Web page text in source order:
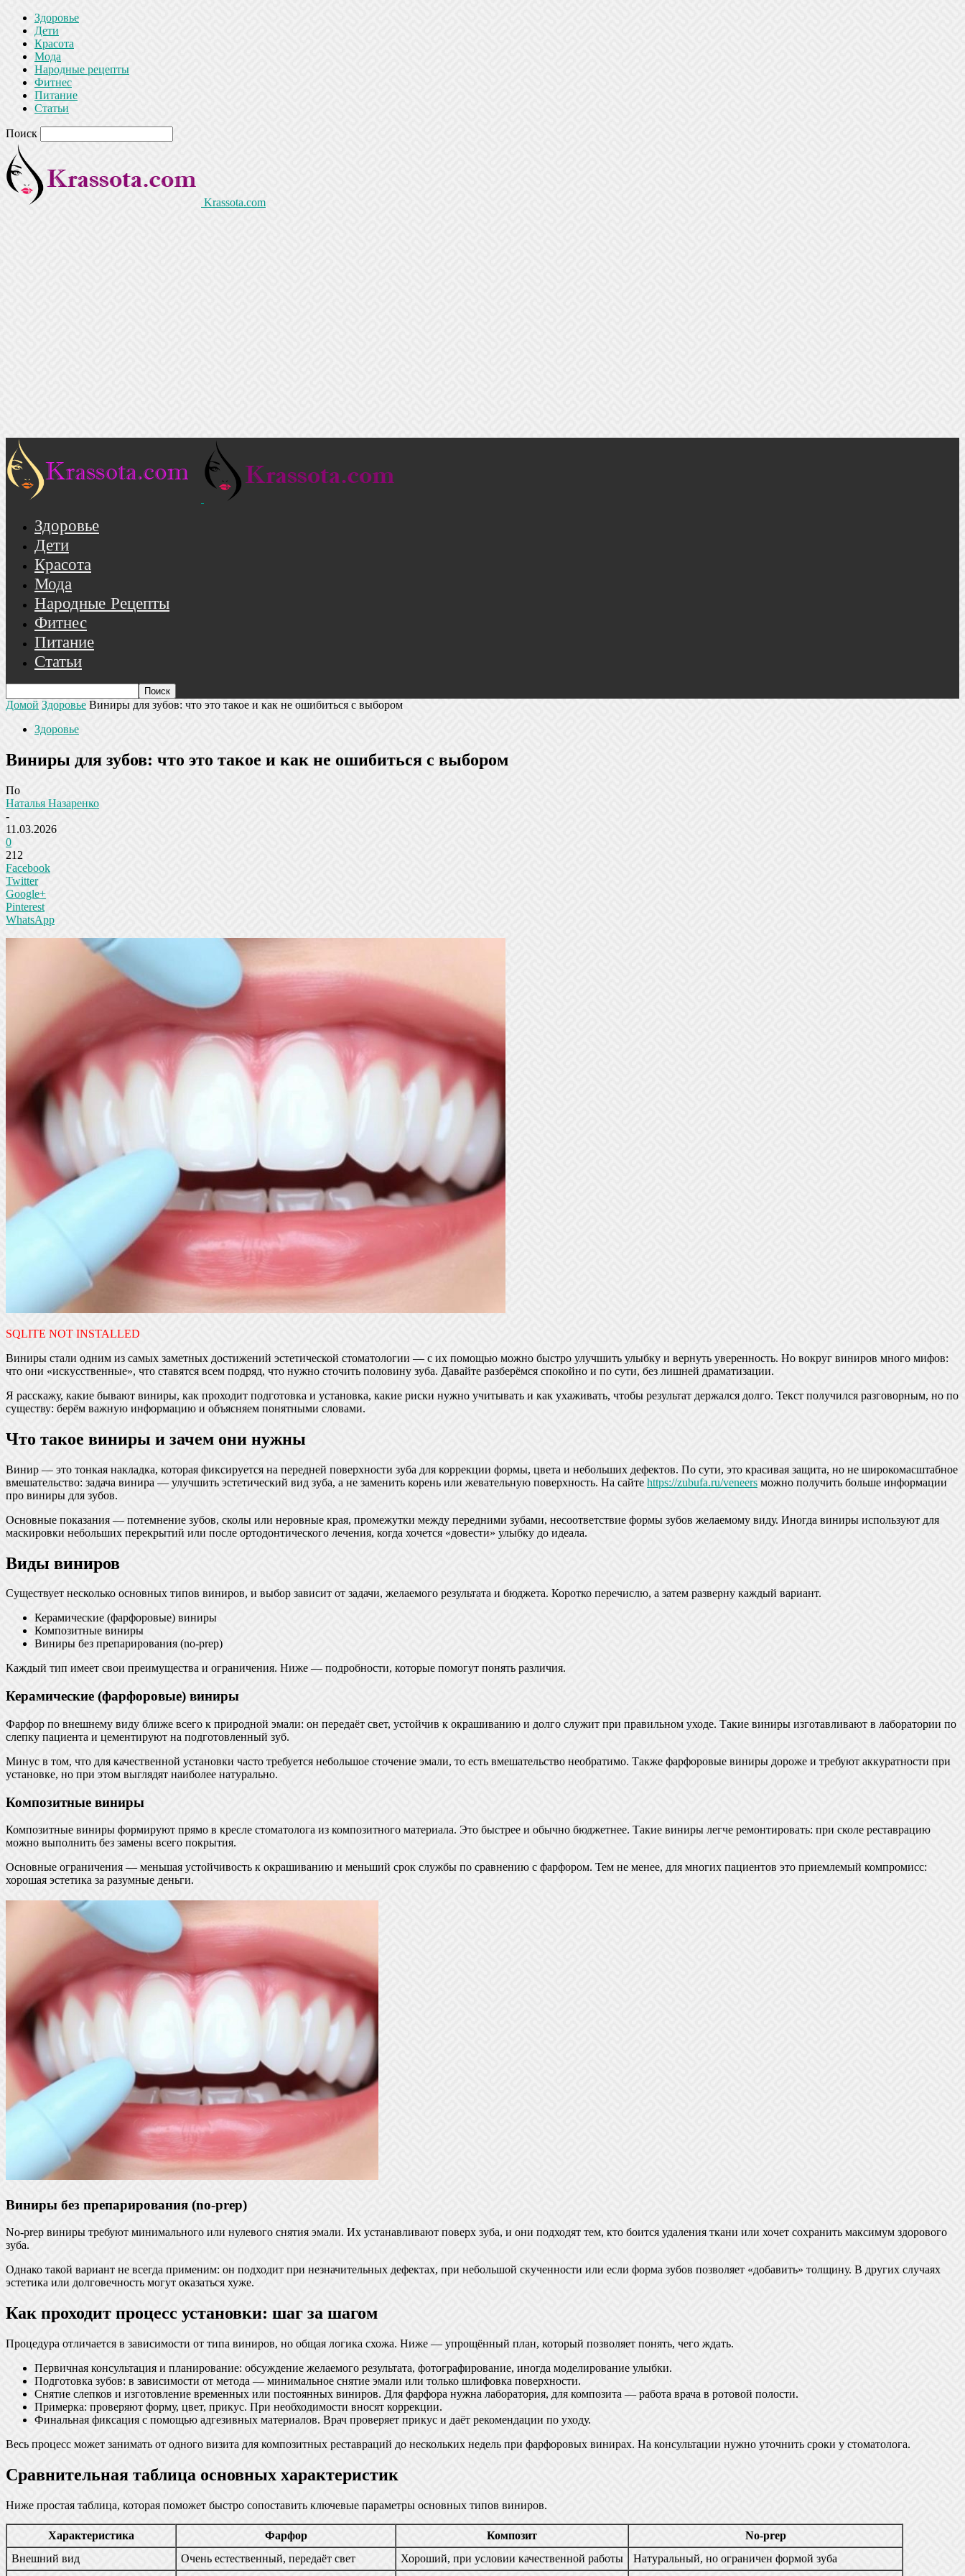
Здоровье
Дети
Красота
Мода
Народные рецепты
Фитнес
Питание
Статьи
Поиск
Krassota.com
Здоровье
Дети
Красота
Мода
Народные Рецепты
Фитнес
Питание
Статьи
Домой Здоровье Виниры для зубов: что это такое и как не ошибиться с выбором
Здоровье
Виниры для зубов: что это такое и как не ошибиться с выбором
По
Наталья Назаренко
-
11.03.2026
0
212
Facebook
Twitter
Google+
Pinterest
WhatsApp
SQLITE NOT INSTALLED
Виниры стали одним из самых заметных достижений эстетической стоматологии — с их помощью можно быстро улучшить улыбку и вернуть уверенность. Но вокруг виниров много мифов:
что они «искусственные», что ставятся всем подряд, что нужно сточить половину зуба. Давайте разберёмся спокойно и по сути, без лишней драматизации.
Я расскажу, какие бывают виниры, как проходит подготовка и установка, какие риски нужно учитывать и как ухаживать, чтобы результат держался долго. Текст получился разговорным, но по
существу: берём важную информацию и объясняем понятными словами.
Что такое виниры и зачем они нужны
Винир — это тонкая накладка, которая фиксируется на передней поверхности зуба для коррекции формы, цвета и небольших дефектов. По сути, это красивая защита, но не широкомасштабное
вмешательство: задача винира — улучшить эстетический вид зуба, а не заменить корень или жевательную поверхность. На сайте https://zubufa.ru/veneers можно получить больше информации
про виниры для зубов.
Основные показания — потемнение зубов, сколы или неровные края, промежутки между передними зубами, несоответствие формы зубов желаемому виду. Иногда виниры используют для
маскировки небольших перекрытий или после ортодонтического лечения, когда хочется «довести» улыбку до идеала.
Виды виниров
Существует несколько основных типов виниров, и выбор зависит от задачи, желаемого результата и бюджета. Коротко перечислю, а затем разверну каждый вариант.
Керамические (фарфоровые) виниры
Композитные виниры
Виниры без препарирования (no-prep)
Каждый тип имеет свои преимущества и ограничения. Ниже — подробности, которые помогут понять различия.
Керамические (фарфоровые) виниры
Фарфор по внешнему виду ближе всего к природной эмали: он передаёт свет, устойчив к окрашиванию и долго служит при правильном уходе. Такие виниры изготавливают в лаборатории по
слепку пациента и цементируют на подготовленный зуб.
Минус в том, что для качественной установки часто требуется небольшое сточение эмали, то есть вмешательство необратимо. Также фарфоровые виниры дороже и требуют аккуратности при
установке, но при этом выглядят наиболее натурально.
Композитные виниры
Композитные виниры формируют прямо в кресле стоматолога из композитного материала. Это быстрее и обычно бюджетнее. Такие виниры легче ремонтировать: при сколе реставрацию
можно выполнить без замены всего покрытия.
Основные ограничения — меньшая устойчивость к окрашиванию и меньший срок службы по сравнению с фарфором. Тем не менее, для многих пациентов это приемлемый компромисс:
хорошая эстетика за разумные деньги.
Виниры без препарирования (no‑prep)
No‑prep виниры требуют минимального или нулевого снятия эмали. Их устанавливают поверх зуба, и они подходят тем, кто боится удаления ткани или хочет сохранить максимум здорового
зуба.
Однако такой вариант не всегда применим: он подходит при незначительных дефектах, при небольшой скученности или если форма зубов позволяет «добавить» толщину. В других случаях
эстетика или долговечность могут оказаться хуже.
Как проходит процесс установки: шаг за шагом
Процедура отличается в зависимости от типа виниров, но общая логика схожа. Ниже — упрощённый план, который позволяет понять, чего ждать.
Первичная консультация и планирование: обсуждение желаемого результата, фотографирование, иногда моделирование улыбки.
Подготовка зубов: в зависимости от метода — минимальное снятие эмали или только шлифовка поверхности.
Снятие слепков и изготовление временных или постоянных виниров. Для фарфора нужна лаборатория, для композита — работа врача в ротовой полости.
Примерка: проверяют форму, цвет, прикус. При необходимости вносят коррекции.
Финальная фиксация с помощью адгезивных материалов. Врач проверяет прикус и даёт рекомендации по уходу.
Весь процесс может занимать от одного визита для композитных реставраций до нескольких недель при фарфоровых винирах. На консультации нужно уточнить сроки у стоматолога.
Сравнительная таблица основных характеристик
Ниже простая таблица, которая поможет быстро сопоставить ключевые параметры основных типов виниров.
Характеристика Фарфор Композит
No‑prep
Внешний вид
Очень естественный, передаёт свет Хороший, при условии качественной работы
Натуральный, но ограничен формой зуба